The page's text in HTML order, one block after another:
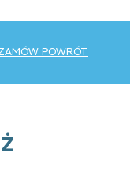
POWRÓT